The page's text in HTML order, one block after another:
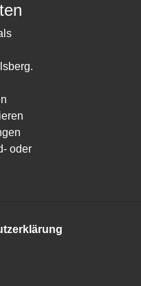
oder